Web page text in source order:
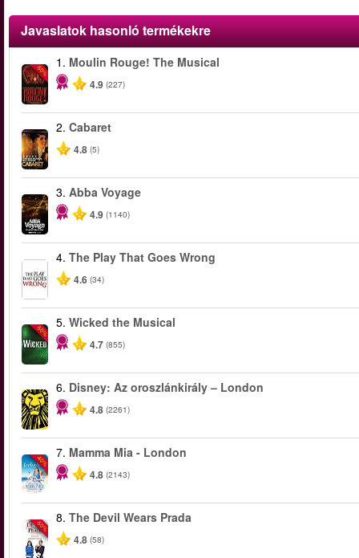
Javaslatok hasonló termékekre
-50%
1. Moulin Rouge! The Musical
4.9 (227)
2. Cabaret
4.8 (5)
3. Abba Voyage
4.9 (1140)
4. The Play That Goes Wrong
4.6 (34)
-50%
5. Wicked the Musical
4.7 (855)
6. Disney: Az oroszlánkirály – London
4.8 (2261)
-40%
7. Mamma Mia - London
4.8 (2143)
-50%
8. The Devil Wears Prada
4.8 (58)